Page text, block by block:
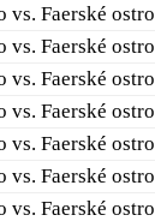
vs. Faerské
vs. Faerské
vs. Faerské
vs. Faerské
vs. Faerské
vs. Faerské
vs. Faerské